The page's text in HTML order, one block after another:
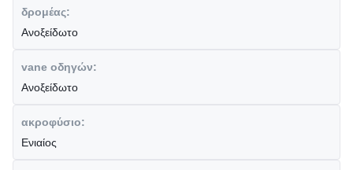
δρομέας:
Ανοξείδωτο
vane οδηγών:
Ανοξείδωτο
ακροφύσιο:
Ενιαίος